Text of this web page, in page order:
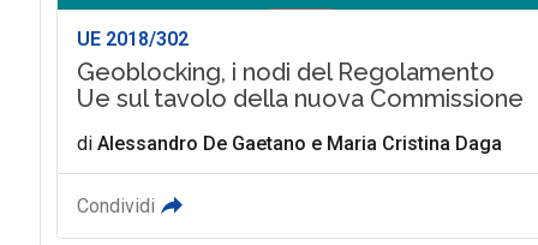
UE 2018/302
Geoblocking, i nodi del Regolamento
Ue sul tavolo della nuova Commissione
di Alessandro De Gaetano e Maria Cristina Daga
Condividi